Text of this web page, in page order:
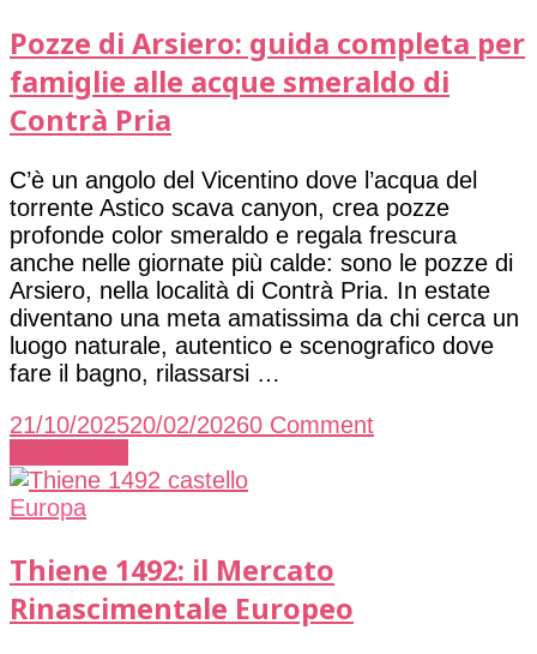
Pozze di Arsiero: guida completa per
famiglie alle acque smeraldo di
Contrà Pria
C’è un angolo del Vicentino dove l’acqua del
torrente Astico scava canyon, crea pozze
profonde color smeraldo e regala frescura
anche nelle giornate più calde: sono le pozze di
Arsiero, nella località di Contrà Pria. In estate
diventano una meta amatissima da chi cerca un
luogo naturale, autentico e scenografico dove
fare il bagno, rilassarsi …
21/10/202520/02/20260 Commenton
Europa
Thiene 1492: il Mercato
Rinascimentale Europeo